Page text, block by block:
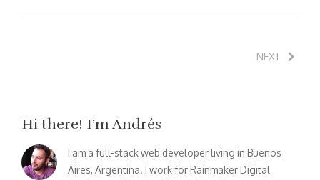
NEXT
Hi there! I’m Andrés
I am a full-stack web developer living in Buenos
Aires, Argentina. I work for Rainmaker Digital